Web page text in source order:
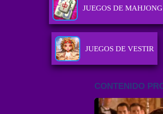
JUEGOS DE MAHJONG
JUEGOS DE VESTIR